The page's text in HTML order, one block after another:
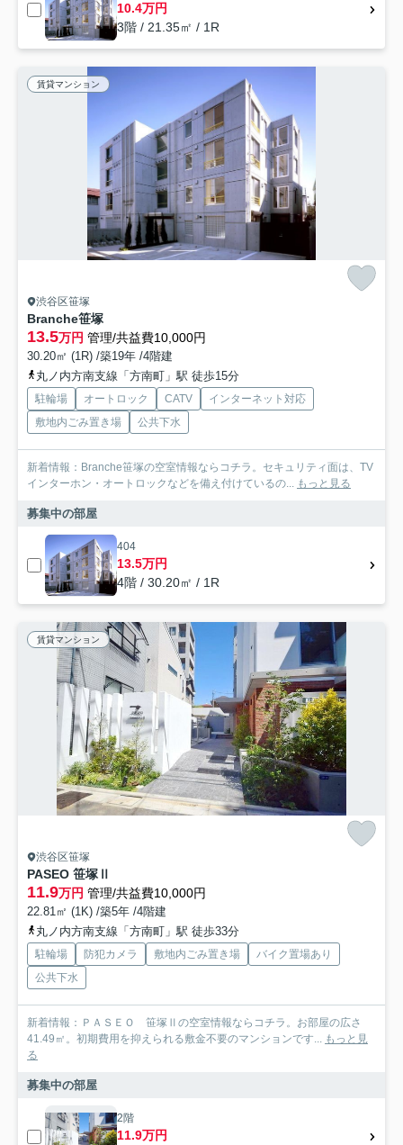
10.4万円
3階 / 21.35㎡ / 1R
賃貸マンション
渋谷区笹塚
Branche笹塚
13.5万円 管理/共益費10,000円
30.20㎡ (1R) /築19年 /4階建
丸ノ内方南支線「方南町」駅 徒歩15分
駐輪場 オートロック CATV
インターネット対応
敷地内ごみ置き場
公共下水
新着情報：Branche笹塚の空室情報ならコチラ。セキュリティ面は、TV
インターホン・オートロックなどを備え付けているの... もっと見る
募集中の部屋
404
13.5万円
4階 / 30.20㎡ / 1R
賃貸マンション
渋谷区笹塚
PASEO 笹塚Ⅱ
11.9万円 管理/共益費10,000円
22.81㎡ (1K) /築5年 /4階建
丸ノ内方南支線「方南町」駅 徒歩33分
駐輪場 防犯カメラ 敷地内ごみ置き場
バイク置場あり
公共下水
新着情報：ＰＡＳＥＯ 笹塚Ⅱの空室情報ならコチラ。お部屋の広さ
41.49㎡。初期費用を抑えられる敷金不要のマンションです... もっと見
る
募集中の部屋
2階
11.9万円